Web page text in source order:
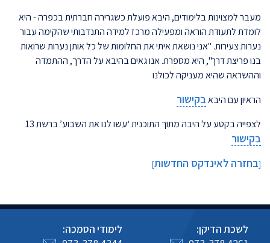
מעבר למצוינות בלימודים, היבא פועלת כשגרירה חברתית בכפרה - היא
לומדת לתעודת הוראה ומפעילה מרכז למידה התנדבותי שהקימה עבור
נערות צעירות. "אני נושאת איתי את החלומות של כל אותן נערות שרואות
בנו פריצת דרך", היא מספרת. אנו גאים בהיבא על הדרך, ההתמדה
וההשראה שהיא מעניקה לכולנו
הראיון עם היבאבקישור
לצפייה בקטע על היבה מתוך התוכנית ‘עשו לנו את השבוע’ ברשת 13
בקישור
[בחזרה לאינדקס החדשות]
לשכת הדיקן: לימודי הסמכה: